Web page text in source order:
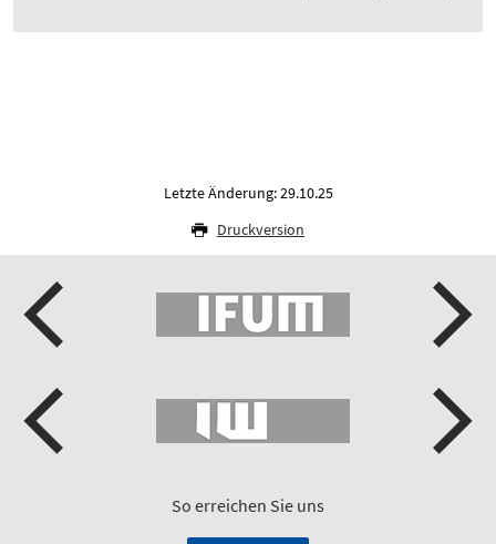
Letzte Änderung: 29.10.25
Druckversion
So erreichen Sie uns